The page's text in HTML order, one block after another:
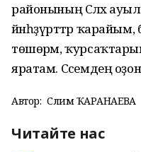
районының Сәләх
йәнһҙүрәттәр
төшөрәм,
яратам. Сәсемдең
Автор: Сәлимә ҠАРАНАЕВА
Читайте нас